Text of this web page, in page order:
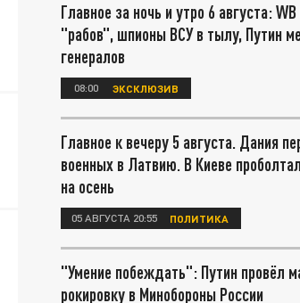
Главное за ночь и утро 6 августа:
"рабов", шпионы ВСУ в тылу, Путин
генералов
08:00 ЭКСКЛЮЗИВ
Главное к вечеру 5 августа. Дания
военных в Латвию. В Киеве
на осень
05 АВГУСТА 20:55 ПОЛИТИКА
"Умение побеждать": Путин провёл
рокировку в Минобороны России